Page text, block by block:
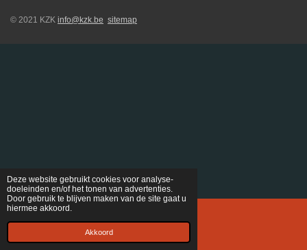
Deze website gebruikt cookies voor analyse-
doeleinden en/of het tonen van advertenties.
Door gebruik te blijven maken van de site gaat u
hiermee akkoord.
Akkoord
© 2021 KZK info@kzk.be sitemap